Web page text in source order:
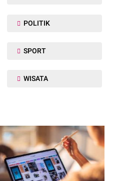
POLITIK
SPORT
WISATA